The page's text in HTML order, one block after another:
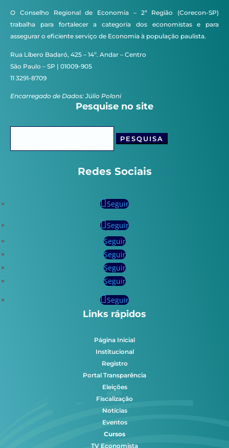
O Conselho Regional de Economia – 2ª Região (Corecon-SP)
trabalha para fortalecer a categoria dos economistas e para
assegurar o eficiente serviço de Economia à população paulista.
Rua Líbero Badaró, 425 – 14º. Andar – Centro
São Paulo – SP | 01009-905
11 3291-8709
Encarregado de Dados: Júlio Poloni
Pesquise no site
Redes Sociais
Seguir
Seguir
Seguir
Seguir
Seguir
Seguir
Seguir
Links rápidos
Página Inicial
Institucional
Registro
Portal Transparência
Eleições
Fiscalização
Notícias
Eventos
Cursos
TV Economista